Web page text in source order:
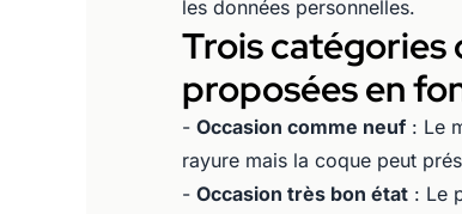
les données personnelles.
Trois catégories
proposées en
- Occasion comme neuf : Le
rayure mais la coque peut
- Occasion très bon état : Le